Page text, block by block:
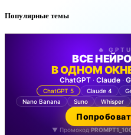
Популярные темы
🔥
ВСЕ
В ОДНОМ
ChatGPT · Claude ·
ChatGPT 5 Claude 4
Nano Banana
Suno Whisper
▼ Промокод